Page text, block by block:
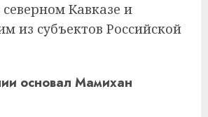
Кавказе и
из субъектов Российской
основал Мамихан